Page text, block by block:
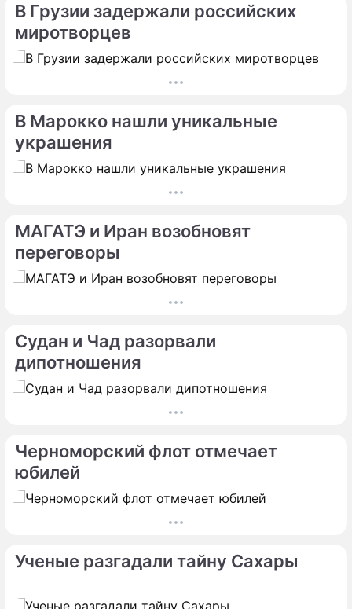
В Грузии задержали российских
миротворцев
В Марокко нашли уникальные
украшения
МАГАТЭ и Иран возобновят
переговоры
Судан и Чад разорвали
дипотношения
Черноморский флот отмечает
юбилей
Ученые разгадали тайну Сахары